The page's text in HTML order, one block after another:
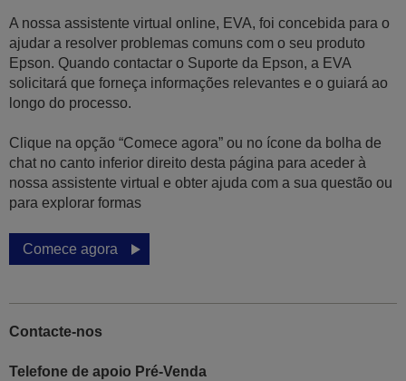
A nossa assistente virtual online, EVA, foi concebida para o
ajudar a resolver problemas comuns com o seu produto
Epson. Quando contactar o Suporte da Epson, a EVA
solicitará que forneça informações relevantes e o guiará ao
longo do processo.
Clique na opção “Comece agora” ou no ícone da bolha de
chat no canto inferior direito desta página para aceder à
nossa assistente virtual e obter ajuda com a sua questão ou
para explorar formas
Comece agora
Contacte-nos
Telefone de apoio Pré-Venda